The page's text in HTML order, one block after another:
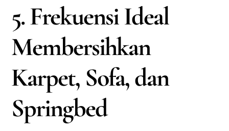
5. Frekuensi Ideal
Membersihkan
Karpet, Sofa, dan
Springbed